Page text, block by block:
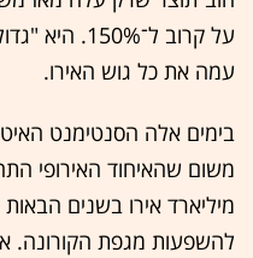
על קרוב
עמה את כל גוש האירו.
בימים אלה הסנטימנט
מיליארד אירו בשנים
להשפעות מגפת הקורונה.